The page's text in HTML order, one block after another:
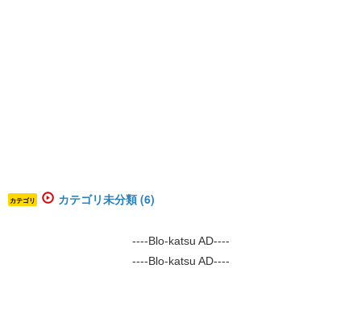
カテゴリ カテゴリ未分類 (6)
----Blo-katsu AD----
----Blo-katsu AD----